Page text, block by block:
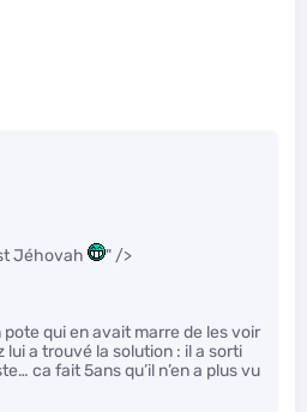
Jéhovah " />
pote qui en avait marre de les voir
a trouvé la solution : il a sorti
ca fait 5ans qu’il n’en a plus vu